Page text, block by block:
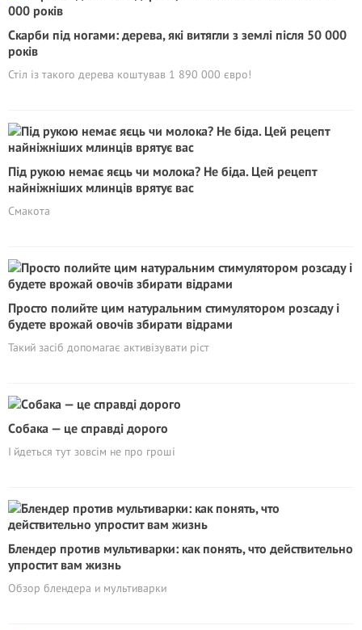
Скарби під ногами: дерева, які витягли з землі після 50 000
років
Стіл із такого дерева коштував 1 890 000 євро!
Під рукою немає яєць чи молока? Не біда. Цей рецепт
найніжніших млинців врятує вас
Смакота
Просто полийте цим натуральним стимyлятopoм розсаду і
будете врожай овочів збирати відрами
Такий засіб допомагає активізувати ріст
Cобака — це справді дорого
І йдеться тут зовсім не про гроші
Блендер против мультиварки: как понять, что действительно
упростит вам жизнь
Обзор блендера и мультиварки